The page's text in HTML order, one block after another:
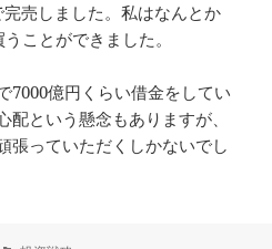
売しました。私はなんとか
ことができました。
7000億円くらい借金をしてい
配という懸念もありますが、
張っていただくしかないでし